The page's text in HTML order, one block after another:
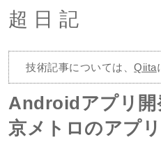
超日記
技術記事については、Qiita
Androidアプリ開
京メトロのアプ